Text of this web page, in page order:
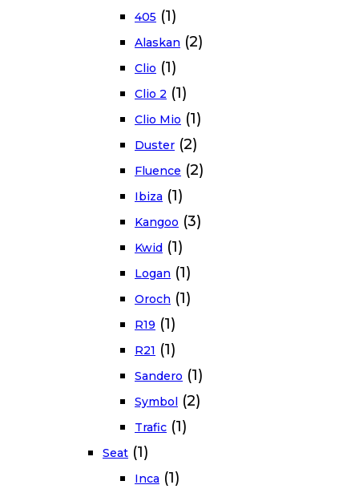
405 (1)
Alaskan (2)
Clio (1)
Clio 2 (1)
Clio Mio (1)
Duster (2)
Fluence (2)
Ibiza (1)
Kangoo (3)
Kwid (1)
Logan (1)
Oroch (1)
R19 (1)
R21 (1)
Sandero (1)
Symbol (2)
Trafic (1)
Seat (1)
Inca (1)